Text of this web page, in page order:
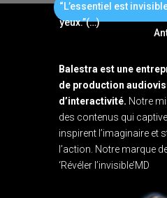
“L’essentiel est
yeux.”(…)
Balestra est une
de production
d’interactivité. Notre
des contenus qui
inspirent l’imaginaire et
l’action. Notre marque
‘Révéler l’invisible’MD